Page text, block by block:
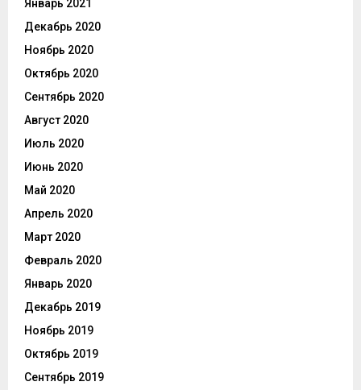
Январь 2021
Декабрь 2020
Ноябрь 2020
Октябрь 2020
Сентябрь 2020
Август 2020
Июль 2020
Июнь 2020
Май 2020
Апрель 2020
Март 2020
Февраль 2020
Январь 2020
Декабрь 2019
Ноябрь 2019
Октябрь 2019
Сентябрь 2019